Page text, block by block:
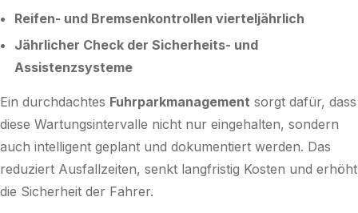
Reifen- und Bremsenkontrollen vierteljährlich
Jährlicher Check der Sicherheits- und
Assistenzsysteme
Ein durchdachtes Fuhrparkmanagement sorgt dafür, dass
diese Wartungsintervalle nicht nur eingehalten, sondern
auch intelligent geplant und dokumentiert werden. Das
reduziert Ausfallzeiten, senkt langfristig Kosten und erhöht
die Sicherheit der Fahrer.